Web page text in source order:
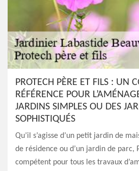
PROTECH PÈRE ET FILS : UN
RÉFÉRENCE POUR
JARDINS SIMPLES OU DES
SOPHISTIQUÉS
Qu’il s’agisse d’un petit jardin de
de résidence ou d’un jardin de parc,
compétent pour tous les travaux